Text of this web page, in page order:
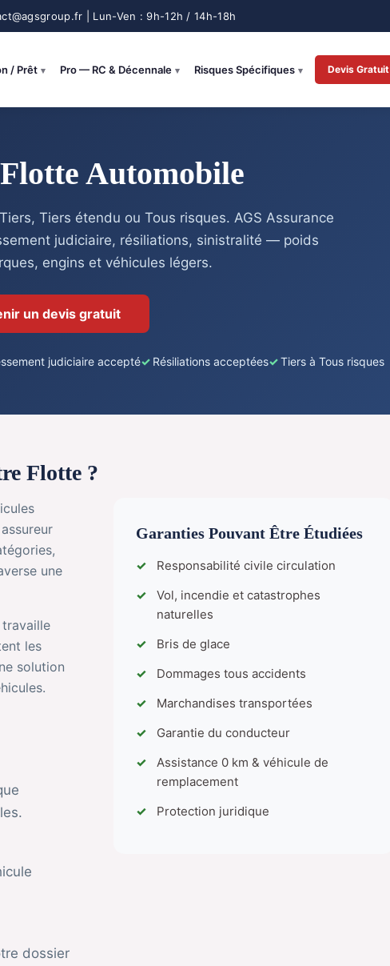
/ Prêt Pro — RC & Décennale Risques Spécifiques Devis Gratuit
Automobile
Tiers étendu ou Tous risques. AGS Assurance
judiciaire, résiliations, sinistralité — poids
engins et véhicules légers.
un devis gratuit
judiciaire accepté Résiliations acceptées Tiers à Tous risques
Flotte ?
une
travaille
les
solution
dossier
Garanties Pouvant Être Étudiées
Responsabilité civile circulation
Vol, incendie et catastrophes
naturelles
Bris de glace
Dommages tous accidents
Marchandises transportées
Garantie du conducteur
Assistance 0 km & véhicule de
remplacement
Protection juridique